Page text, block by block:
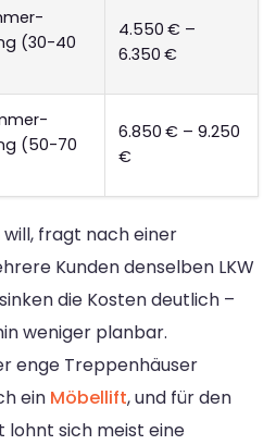
(30-40
4.550 € –
6.350 €
(50-70
6.850 € – 9.250
€
fragt nach einer
Kunden denselben LKW
die Kosten deutlich –
weniger planbar.
enge Treppenhäuser
ein Möbellift, und für den
lohnt sich meist eine